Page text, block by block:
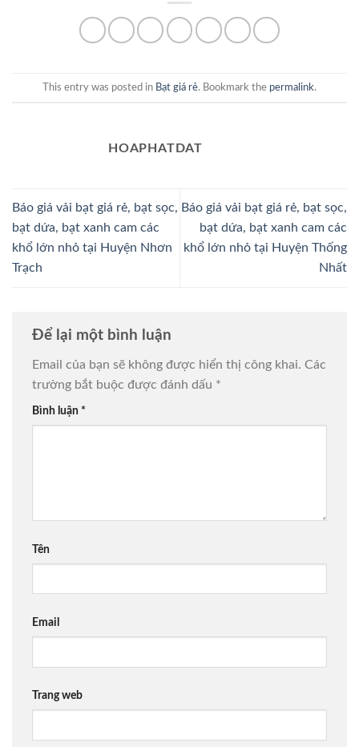
This entry was posted in Bạt giá rẻ. Bookmark the permalink.
HOAPHATDAT
Báo giá vải bạt giá rẻ, bạt sọc,
bạt dứa, bạt xanh cam các
khổ lớn nhỏ tại Huyện Nhơn
Trạch
Báo giá vải bạt giá rẻ, bạt sọc,
bạt dứa, bạt xanh cam các
khổ lớn nhỏ tại Huyện Thống
Nhất
Để lại một bình luận
Email của bạn sẽ không được hiển thị công khai. Các
trường bắt buộc được đánh dấu *
Bình luận *
Tên
Email
Trang web